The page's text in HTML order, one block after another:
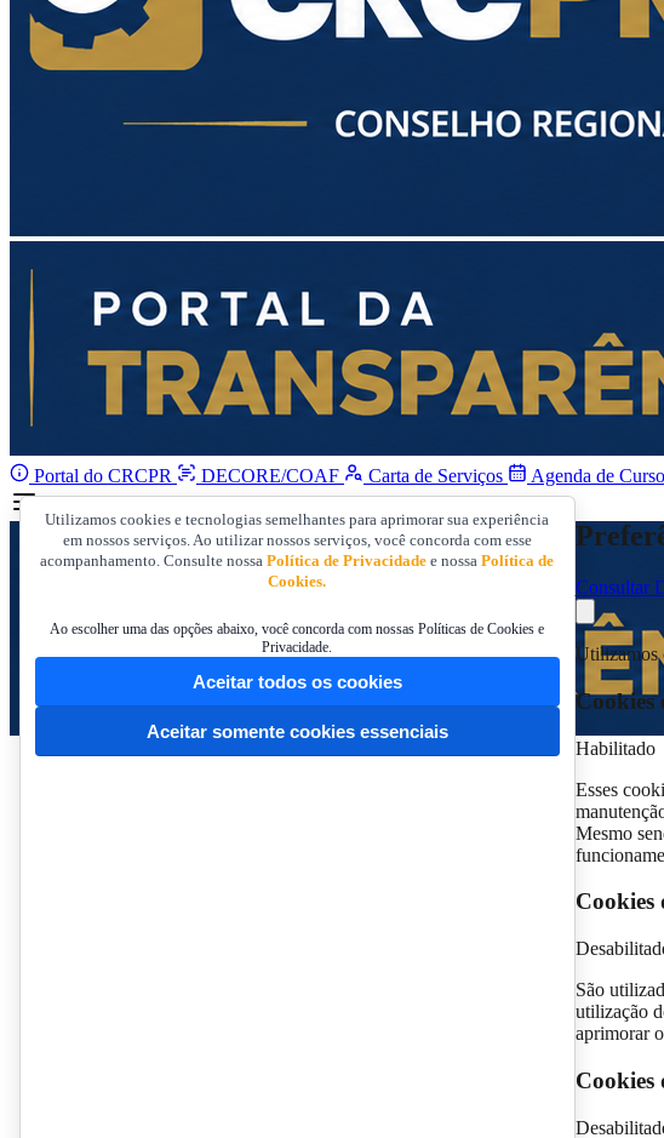
Portal do CRCPR
DECORE/COAF Carta de Serviços Agenda de
Utilizamos cookies e tecnologias semelhantes para aprimorar sua experiência
em nossos serviços. Ao utilizar nossos serviços, você concorda com esse
acompanhamento. Consulte nossaPolítica de Privacidade e nossaPolítica de
Cookies.
Ao escolher uma das opções abaixo, você concorda com nossas Políticas de Cookies e
Privacidade.
Aceitar todos os cookies
Aceitar somente cookies essenciais
Consultar
Utilizamos
Cookies
Habilitado
Esses
Mesmo
Cookies
São
utilização
aprimorar
Cookies